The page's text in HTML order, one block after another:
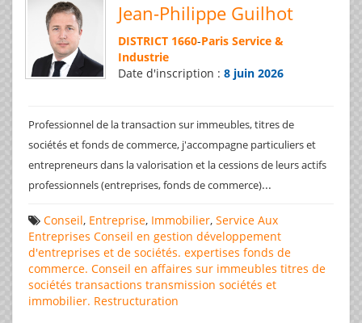
Jean-Philippe Guilhot
DISTRICT 1660-Paris Service &
Industrie
Date d'inscription : 8 juin 2026
Professionnel de la transaction sur immeubles, titres de
sociétés et fonds de commerce, j'accompagne particuliers et
entrepreneurs dans la valorisation et la cessions de leurs actifs
professionnels (entreprises, fonds de commerce)...
Conseil, Entreprise, Immobilier, Service Aux
Entreprises Conseil en gestion développement
d'entreprises et de sociétés. expertises fonds de
commerce. Conseil en affaires sur immeubles titres de
sociétés transactions transmission sociétés et
immobilier. Restructuration